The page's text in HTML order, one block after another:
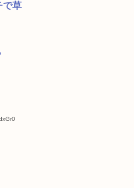
で草